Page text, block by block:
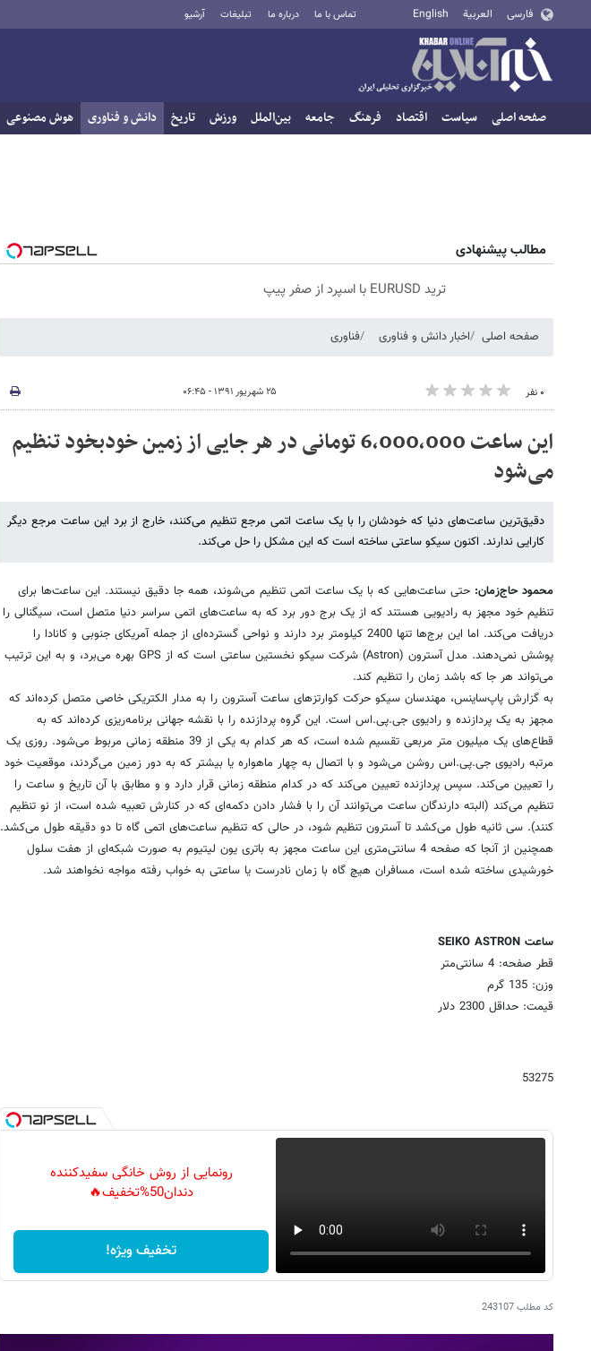
فارسی العربية English تماس با ما درباره ما تبلیغات آرشیو
صفحه اصلی سیاست اقتصاد فرهنگ جامعه بین‌الملل ورزش تاریخ دانش و فناوری هوش مصنوعی
مطالب پیشنهادی
ترید EURUSD با اسپرد از صفر پیپ
صفحه اصلی اخبار دانش و فناوری فناوری
۰ نفر ۲۵ شهریور ۱۳۹۱ - ۰۶:۴۵
این ساعت 6,000,000 تومانی در هر جایی از زمین خودبخود تنظیم
می‌شود
دقیق‌ترین ساعت‌های دنیا که خودشان را با یک ساعت اتمی مرجع تنظیم می‌کنند، خارج از برد این ساعت مرجع دیگر
کارایی ندارند. اکنون سیکو ساعتی ساخته است که این مشکل را حل می‌کند.
محمود حاج‌زمان: حتی ساعت‌هایی که با یک ساعت اتمی تنظیم می‌شوند، همه جا دقیق نیستند. این ساعت‌ها برای
تنظیم خود مجهز به رادیویی هستند که از یک برج دور برد که به ساعت‌های اتمی سراسر دنیا متصل است، سیگنالی را
دریافت می‌کند. اما این برج‌ها تنها 2400 کیلومتر برد دارند و نواحی گسترده‌ای از جمله آمریکای جنوبی و کانادا را
پوشش نمی‌دهند. مدل آسترون (Astron) شرکت سیکو نخستین ساعتی است که از GPS بهره می‌برد، و به این ترتیب
می‌تواند هر جا که باشد زمان را تنظیم کند.
به گزارش پاپ‌ساینس، مهندسان سیکو حرکت کوارتزهای ساعت آسترون را به مدار الکتریکی خاصی متصل کرده‌اند که
مجهز به یک پردازنده و رادیوی جی.پی.اس است. این گروه پردازنده را با نقشه جهانی برنامه‌ریزی کرده‌اند که به
قطاع‌های یک میلیون متر مربعی تقسیم شده است، که هر کدام به یکی از 39 منطقه زمانی مربوط می‌‌شود. روزی یک
مرتبه رادیوی جی.پی.اس روشن می‌شود و با اتصال به چهار ماهواره یا بیشتر که به دور زمین می‌گردند، موقعیت خود
را تعیین می‌کند. سپس پردازنده تعیین می‌کند که در کدام منطقه زمانی قرار دارد و و مطابق با آن تاریخ و ساعت را
تنظیم می‌کند (البته دارندگان ساعت می‌توانند آن را با فشار دادن دکمه‌ای که در کنارش تعبیه شده است، از نو تنظیم
کنند). سی ثانیه طول می‌کشد تا آسترون تنظیم شود، در حالی که تنظیم ساعت‌های اتمی گاه تا دو دقیقه طول می‌کشد.
همچنین از آنجا که صفحه 4 سانتی‌متری این ساعت مجهز به باتری یون لیتیوم به صورت شبکه‌ای از هفت سلول
خورشیدی ساخته شده است، مسافران هیچ گاه با زمان نادرست یا ساعتی به خواب رفته مواجه نخواهند شد.
ساعت SEIKO ASTRON
قطر صفحه: 4 سانتی‌متر
وزن: 135 گرم
قیمت: حداقل 2300 دلار
53275
رونمایی از روش خانگی سفیدکننده
دندان50%تخفیف🔥
تخفیف ویژه!
کد مطلب243107